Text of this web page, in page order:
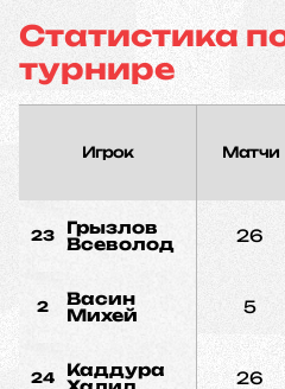
Статистика
турнире
Игрок Матчи
23
Грызлов
Всеволод
26
2
Васин
Михей
5
24
Каддура
26